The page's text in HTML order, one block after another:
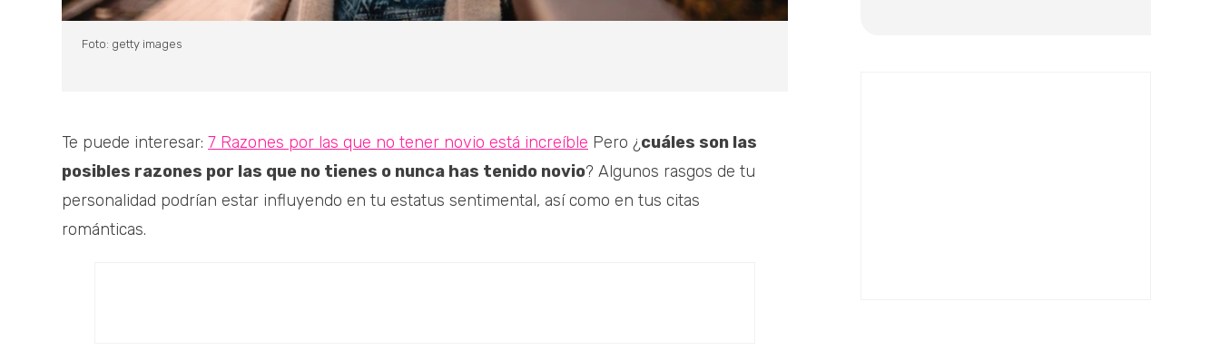
Foto: getty images
Te puede interesar: 7 Razones por las que no tener novio está increíble Pero ¿cuáles son las
posibles razones por las que no tienes o nunca has tenido novio? Algunos rasgos de tu
personalidad podrían estar influyendo en tu estatus sentimental, así como en tus citas
románticas.